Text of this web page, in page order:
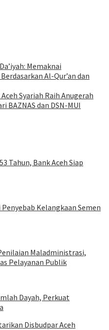
Memaknai
Al-Qur’an dan
Syariah Raih Anugerah
BAZNAS dan DSN-MUI
Tahun, Bank Aceh Siap
Kelangkaan Semen
Maladministrasi,
Pelayanan Publik
Dayah, Perkuat
Disbudpar Aceh